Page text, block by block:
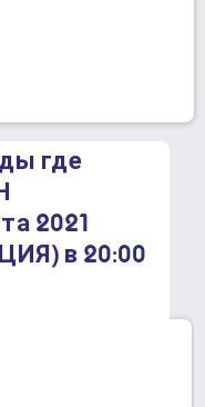
где
2021
в 20:00